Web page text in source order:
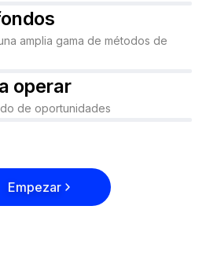
amplia gama de métodos de
operar
de oportunidades
Empezar